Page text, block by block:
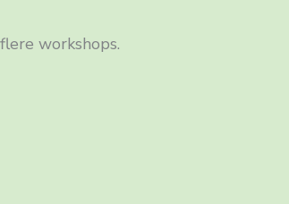
workshops.